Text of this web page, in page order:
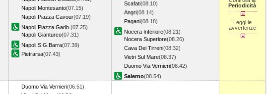
Napoli Montesanto(07.15)
Napoli Piazza Cavour(07.19)
Napoli Piazza Garib. (07.25)
Napoli Gianturco(07.31)
Napoli S.G.Barra(07.39)
Pietrarsa(07.43)
Scafati(08.10)
Angri(08.14)
Pagani(08.18)
Nocera Inferiore(08.21)
Nocera Superiore(08.26)
Cava Dei Tirreni(08.32)
Vietri Sul Mare(08.37)
Duomo Via Vernieri(08.42)
Salerno(08.54)
Periodicità
Leggi le
avvertenze
Duomo Via Vernieri(06.51)